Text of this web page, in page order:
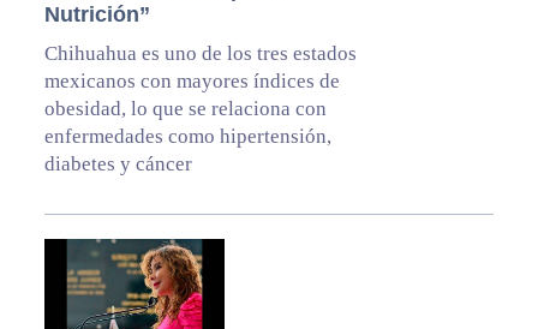
Nutrición”
Chihuahua es uno de los tres estados
mexicanos con mayores índices de
obesidad, lo que se relaciona con
enfermedades como hipertensión,
diabetes y cáncer